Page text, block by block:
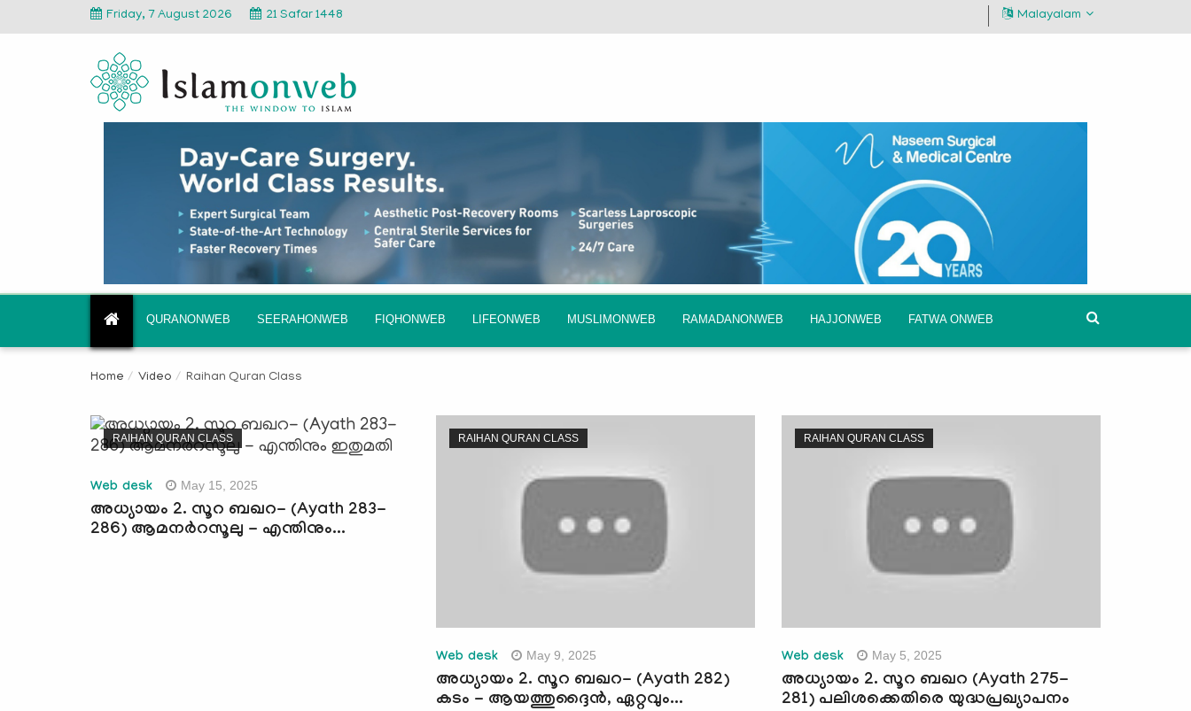
Friday, 7 August 2026 21 Safar 1448 Malayalam
QURANONWEB SEERAHONWEB FIQHONWEB LIFEONWEB MUSLIMONWEB RAMADANONWEB HAJJONWEB FATWA ONWEB
Home Video Raihan Quran Class
RAIHAN QURAN CLASS
Web desk May 15, 2025
അധ്യായം 2. സൂറ ബഖറ- (Ayath 283-
286) ആമനർറസൂലു - എന്തിനും...
RAIHAN QURAN CLASS
Web desk May 9, 2025
അധ്യായം 2. സൂറ ബഖറ- (Ayath 282)
കടം - ആയത്തുദ്ദൈൻ, ഏറ്റവും...
RAIHAN QURAN CLASS
Web desk May 5, 2025
അധ്യായം 2. സൂറ ബഖറ (Ayath 275-
281) പലിശക്കെതിരെ യുദ്ധപ്രഖ്യാപനം